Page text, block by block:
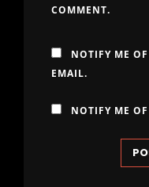
COMMENT.
NOTIFY ME
EMAIL.
NOTIFY ME